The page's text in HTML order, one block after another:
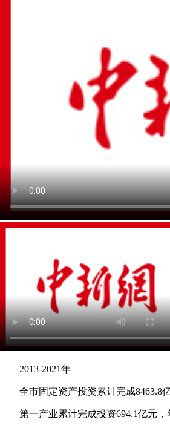
2013-2021年
全市固定资产投资累计完成8463.8亿
第一产业累计完成投资694.1亿元，